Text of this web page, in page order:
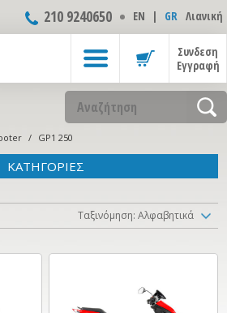
210 9240650 ΕΝ | GR Λιανική
Συνδεση
Εγγραφή
/ GP1 250
ΚΑΤΗΓΟΡΙΕΣ
Ταξινόμηση: Αλφαβητικά